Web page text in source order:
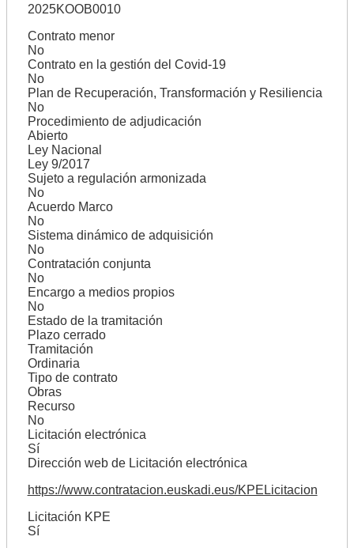
2025KOOB0010
Contrato menor
No
Contrato en la gestión del Covid-19
No
Plan de Recuperación, Transformación y Resiliencia
No
Procedimiento de adjudicación
Abierto
Ley Nacional
Ley 9/2017
Sujeto a regulación armonizada
No
Acuerdo Marco
No
Sistema dinámico de adquisición
No
Contratación conjunta
No
Encargo a medios propios
No
Estado de la tramitación
Plazo cerrado
Tramitación
Ordinaria
Tipo de contrato
Obras
Recurso
No
Licitación electrónica
Sí
Dirección web de Licitación electrónica
https://www.contratacion.euskadi.eus/KPELicitacion
Licitación KPE
Sí